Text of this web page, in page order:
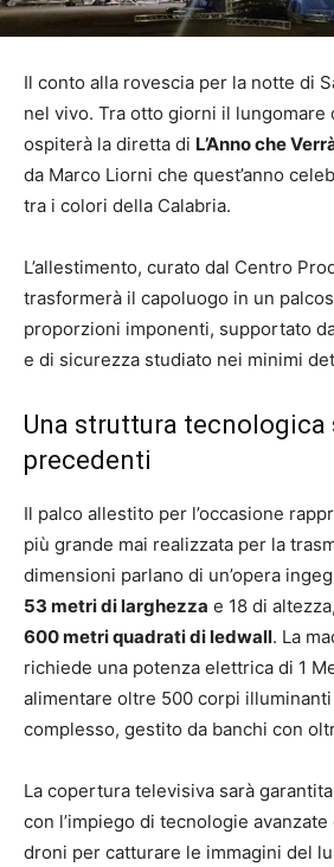
Il conto alla rovescia per la notte di
nel vivo. Tra otto giorni il lungomare
ospiterà la diretta di L’Anno che
da Marco Liorni che quest’anno
tra i colori della Calabria.
L’allestimento, curato dal Centro
trasformerà il capoluogo in un
proporzioni imponenti, supportato
e di sicurezza studiato nei minimi
Una struttura tecnologica
precedenti
Il palco allestito per l’occasione
più grande mai realizzata per la
dimensioni parlano di un’opera
53 metri di larghezza e 18 di
600 metri quadrati di ledwall. La
richiede una potenza elettrica di 1
alimentare oltre 500 corpi
complesso, gestito da banchi con
La copertura televisiva sarà
con l’impiego di tecnologie
droni per catturare le immagini del